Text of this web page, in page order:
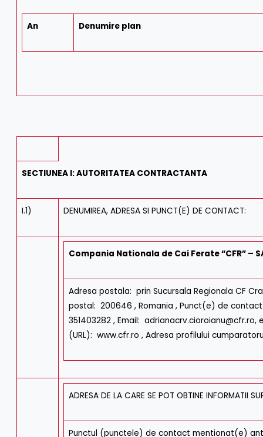
An Denumire plan
SECTIUNEA I: AUTORITATEA CONTRACTANTA
I.1) DENUMIREA, ADRESA SI PUNCT(E) DE CONTACT:
Compania Nationala de Cai Ferate “CFR” –
Adresa postala: prin Sucursala Regionala CF
postal: 200646 , Romania , Punct(e) de
351403282 , Email:
(URL): www.cfr.ro , Adresa profilului
ADRESA DE LA CARE SE POT OBTINE INFORMATII
Punctul (punctele) de contact mentionat(e)